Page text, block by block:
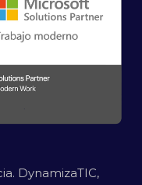
DynamizaTIC,